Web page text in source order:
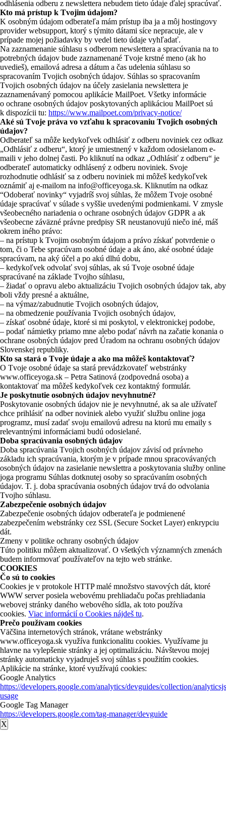
odhlásenia odberu z newslettera nebudem tieto údaje ďalej spracúvať.
Kto má prístup k Tvojim údajom?
K osobným údajom odberateľa mám prístup iba ja a môj hostingovy
provider websupport, ktorý s týmito dátami síce nepracuje, ale v
prípade mojej požiadavky by vedel tieto údaje vyhľadať.
Na zaznamenanie súhlasu s odberom newslettera a spracúvania na to
potrebných údajov bude zaznamenané Tvoje krstné meno (ak ho
uvedieš), emailová adresa a dátum a čas udelenia súhlasu so
spracovaním Tvojich osobných údajov. Súhlas so spracovaním
Tvojich osobných údajov na účely zasielania newslettera je
zaznamenávaný pomocou aplikácie MailPoet. Všetky informácie
o ochrane osobných údajov poskytovaných aplikáciou MailPoet sú
k dispozícii tu: https://www.mailpoet.com/privacy-notice/
Aké sú Tvoje práva vo vzťahu k spracovaniu Tvojich osobných
údajov?
Odberateľ sa môže kedykoľvek odhlásiť z odberu noviniek cez odkaz
„Odhlásiť z odberu“, ktorý je umiestnený v každom odosielanom e-
maili v jeho dolnej časti. Po kliknutí na odkaz „Odhlásiť z odberu“ je
odberateľ automaticky odhlásený z odberu noviniek. Svoje
rozhodnutie odhlásiť sa z odberu noviniek mi môžeš kedykoľvek
oznámiť aj e-mailom na info@officeyoga.sk. Kliknutím na odkaz
“Odoberať novinky“ vyjadríš svoj súhlas, že môžem Tvoje osobné
údaje spracúvať v súlade s vyššie uvedenými podmienkami. V zmysle
všeobecného nariadenia o ochrane osobných údajov GDPR a ak
všeobecne záväzné právne predpisy SR neustanovujú niečo iné, máš
okrem iného právo:
– na prístup k Tvojim osobným údajom a právo získať potvrdenie o
tom, či o Tebe spracúvam osobné údaje a ak áno, aké osobné údaje
spracúvam, na aký účel a po akú dlhú dobu,
– kedykoľvek odvolať svoj súhlas, ak sú Tvoje osobné údaje
spracúvané na základe Tvojho súhlasu,
– žiadať o opravu alebo aktualizáciu Tvojich osobných údajov tak, aby
boli vždy presné a aktuálne,
– na výmaz/zabudnutie Tvojich osobných údajov,
– na obmedzenie používania Tvojich osobných údajov,
– získať osobné údaje, ktoré si mi poskytol, v elektronickej podobe,
– podať námietky priamo mne alebo podať návrh na začatie konania o
ochrane osobných údajov pred Úradom na ochranu osobných údajov
Slovenskej republiky.
Kto sa stará o Tvoje údaje a ako ma môžeš kontaktovať?
O Tvoje osobné údaje sa stará prevádzkovateľ webstránky
www.officeyoga.sk – Petra Satinová (zodpovedná osoba) a
kontaktovať ma môžeš kedykoľvek cez kontaktný formulár.
Je poskytnutie osobných údajov nevyhnutné?
Poskytovanie osobných údajov nie je nevyhnutné, ak sa ale užívateľ
chce prihlásiť na odber noviniek alebo využiť službu online joga
programz, musí zadať svoju emailovú adresu na ktorú mu emaily s
relevantnými informáciami budú odosielané.
Doba spracúvania osobných údajov
Doba spracúvania Tvojich osobných údajov závisí od právneho
základu ich spracúvania, ktorým je v prípade mnou spracovávaných
osobných údajov na zasielanie newslettra a poskytovania služby online
joga programu Súhlas dotknutej osoby so spracúvaním osobných
údajov. T. j. doba spracúvania osobných údajov trvá do odvolania
Tvojho súhlasu.
Zabezpečenie osobných údajov
Zabezpečenie osobných údajov odberateľa je podmienené
zabezpečením webstránky cez SSL (Secure Socket Layer) enkrypciu
dát.
Zmeny v politike ochrany osobných údajov
Túto politiku môžem aktualizovať. O všetkých významných zmenách
budem informovať používateľov na tejto web stránke.
COOKIES
Čo sú to cookies
Cookies je v protokole HTTP malé množstvo stavových dát, ktoré
WWW server posiela webovému prehliadaču počas prehliadania
webovej stránky daného webového sídla, ak toto používa
cookies. Viac informácií o Cookies nájdeš tu.
Prečo používam cookies
Väčšina internetových stránok, vrátane webstránky
www.officeyoga.sk využíva funkcionalitu cookies. Využívame ju
hlavne na vylepšenie stránky a jej optimalizáciu. Návštevou mojej
stránky automaticky vyjadruješ svoj súhlas s použitím cookies.
Aplikácie na stránke, ktoré využívajú cookies:
Google Analytics
https://developers.google.com/analytics/devguides/collection/
usage
Google Tag Manager
https://developers.google.com/tag-manager/devguide
X